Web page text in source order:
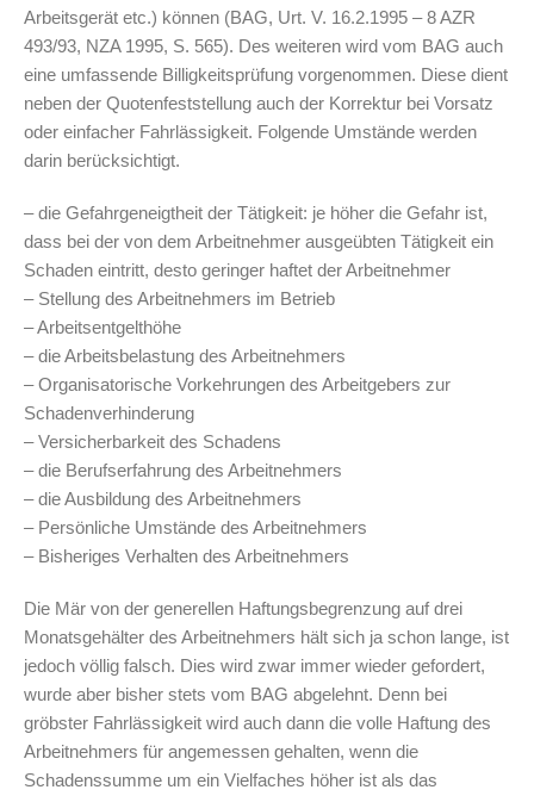
Arbeitsgerät etc.) können (BAG, Urt. V. 16.2.1995 – 8 AZR
493/93, NZA 1995, S. 565). Des weiteren wird vom BAG auch
eine umfassende Billigkeitsprüfung vorgenommen. Diese dient
neben der Quotenfeststellung auch der Korrektur bei Vorsatz
oder einfacher Fahrlässigkeit. Folgende Umstände werden
darin berücksichtigt.
– die Gefahrgeneigtheit der Tätigkeit: je höher die Gefahr ist,
dass bei der von dem Arbeitnehmer ausgeübten Tätigkeit ein
Schaden eintritt, desto geringer haftet der Arbeitnehmer
– Stellung des Arbeitnehmers im Betrieb
– Arbeitsentgelthöhe
– die Arbeitsbelastung des Arbeitnehmers
– Organisatorische Vorkehrungen des Arbeitgebers zur
Schadenverhinderung
– Versicherbarkeit des Schadens
– die Berufserfahrung des Arbeitnehmers
– die Ausbildung des Arbeitnehmers
– Persönliche Umstände des Arbeitnehmers
– Bisheriges Verhalten des Arbeitnehmers
Die Mär von der generellen Haftungsbegrenzung auf drei
Monatsgehälter des Arbeitnehmers hält sich ja schon lange, ist
jedoch völlig falsch. Dies wird zwar immer wieder gefordert,
wurde aber bisher stets vom BAG abgelehnt. Denn bei
gröbster Fahrlässigkeit wird auch dann die volle Haftung des
Arbeitnehmers für angemessen gehalten, wenn die
Schadenssumme um ein Vielfaches höher ist als das